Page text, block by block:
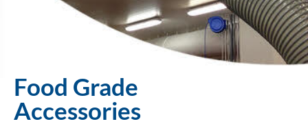
Food Grade
Accessories